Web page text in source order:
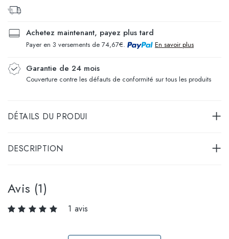
Achetez maintenant, payez plus tard
Payer en 3 versements de 74,67€. En savoir plus
Garantie de 24 mois
Couverture contre les défauts de conformité sur tous les produits
DÉTAILS DU PRODUI
DESCRIPTION
Avis (1)
1 avis